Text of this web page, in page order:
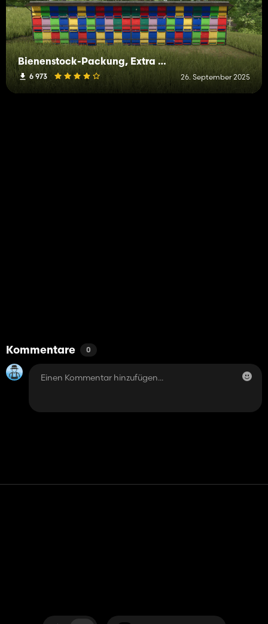
Bienenstock-Packung, Extra Groß
6 973 26. September 2025
Kommentare 0